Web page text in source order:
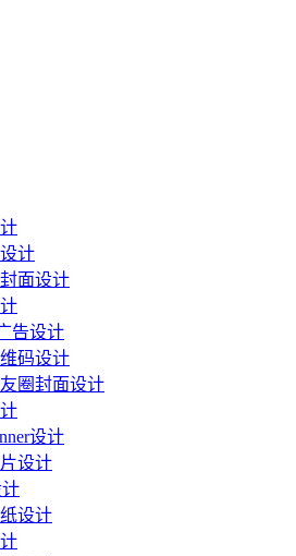
计
面设计
告设计
码设计
圈封面设计
设计
设计
设计